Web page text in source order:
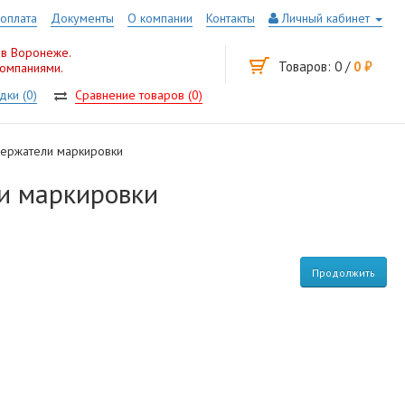
Личный кабинет
Контакты
О компании
Документы
Воронеже.
Товаров: 0 / 0 руб.
(0)
Сравнение товаров (0)
маркировки
маркировки
Продолжить